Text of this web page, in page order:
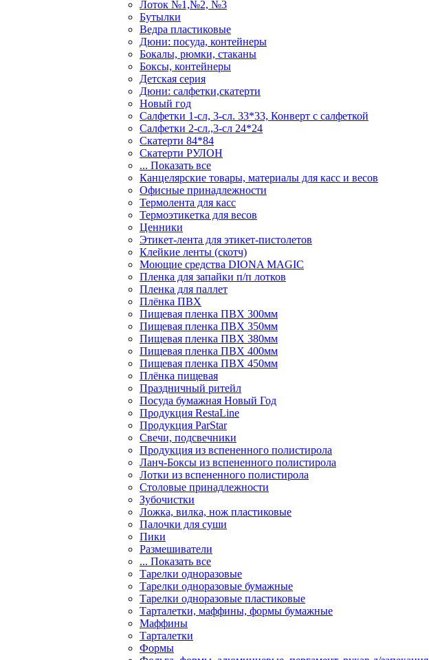
Лоток №1,№2, №3
Бутылки
Ведра пластиковые
Дюни: посуда, контейнеры
Бокалы, рюмки, стаканы
Боксы, контейнеры
Детская серия
Дюни: салфетки,скатерти
Новый год
Салфетки 1-сл, 3-сл. 33*33, Конверт с салфеткой
Салфетки 2-сл.,3-сл 24*24
Скатерти 84*84
Скатерти РУЛОН
... Показать все
Канцелярские товары, материалы для касс и весов
Офисные принадлежности
Термолента для касс
Термоэтикетка для весов
Ценники
Этикет-лента для этикет-пистолетов
Клейкие ленты (скотч)
Моющие средства DIONA MAGIC
Пленка для запайки п/п лотков
Пленка для паллет
Плёнка ПВХ
Пищевая пленка ПВХ 300мм
Пищевая пленка ПВХ 350мм
Пищевая пленка ПВХ 380мм
Пищевая пленка ПВХ 400мм
Пищевая пленка ПВХ 450мм
Плёнка пищевая
Праздничный ритейл
Посуда бумажная Новый Год
Продукция RestaLine
Продукция РarStar
Свечи, подсвечники
Продукция из вспененного полистирола
Ланч-Боксы из вспененного полистирола
Лотки из вспененного полистирола
Столовые принадлежности
Зубочистки
Ложка, вилка, нож пластиковые
Палочки для суши
Пики
Размешиватели
... Показать все
Тарелки одноразовые
Тарелки одноразовые бумажные
Тарелки одноразовые пластиковые
Тарталетки, маффины, формы бумажные
Маффины
Тарталетки
Формы